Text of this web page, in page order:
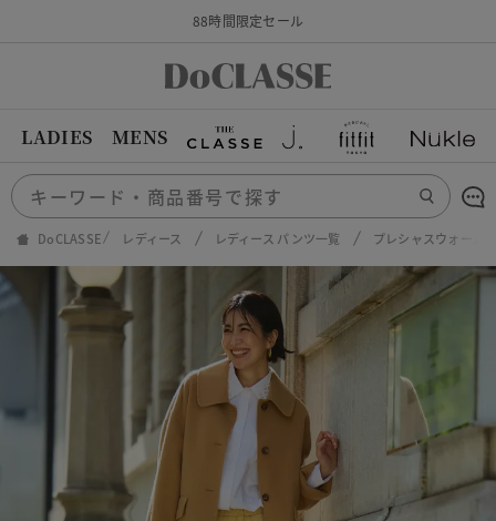
88時間限定セール
LADIES MENS
DoCLASSE レディース レディース パンツ一覧 プレシャスウォーム